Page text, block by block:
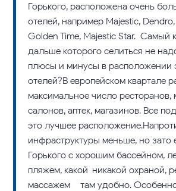
Горького, расположена очень
отелей, например Majestic,
Golden Time, Majestic Star. Самый
дальше которого селиться не
плюсы и минусы в расположении
отелей?В европейском квартале
максимальное число ресторанов,
салонов, аптек, магазинов. Все
это лучшее
инфраструктуры меньше, но зато
Горького с хорошим бассейном,
пляжем, какой-никакой охраной,
массажем – там удобно.